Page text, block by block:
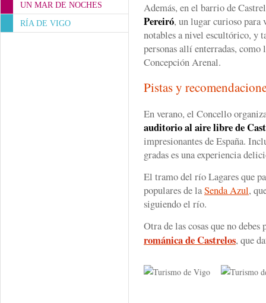
UN MAR DE NOCHES
RÍA DE VIGO
Además, en el barrio de
Pereiró, un lugar curioso para
notables a nivel escultórico, y
personas allí enterradas,
Concepción Arenal.
Pistas y
En verano, el Concello
auditorio al aire libre de
impresionantes de España.
gradas es una experiencia
El tramo del río Lagares que
populares de laSenda Azul,
siguiendo el río.
Otra de las cosas que no
románica de Castrelos, que